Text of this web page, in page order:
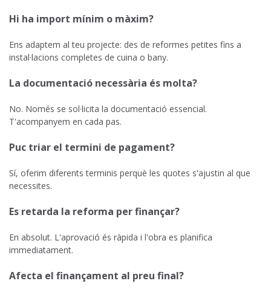
Hi ha import mínim o màxim?
Ens adaptem al teu projecte: des de reformes petites fins a
instal·lacions completes de cuina o bany.
La documentació necessària és molta?
No. Només se sol·licita la documentació essencial.
T'acompanyem en cada pas.
Puc triar el termini de pagament?
Sí, oferim diferents terminis perquè les quotes s'ajustin al que
necessites.
Es retarda la reforma per finançar?
En absolut. L'aprovació és ràpida i l'obra es planifica
immediatament.
Afecta el finançament al preu final?